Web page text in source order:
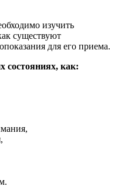
изучить
существуют
для его приема.
состояниях, как: